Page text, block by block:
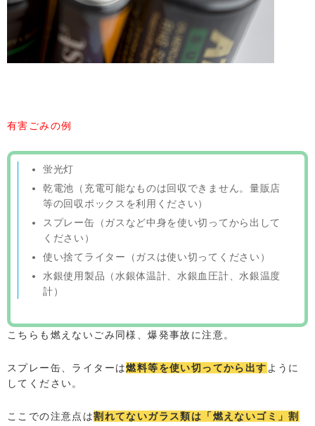
有害ごみの例
蛍光灯
乾電池（充電可能なものは回収できません。量販店
等の回収ボックスを利用ください）
スプレー缶（ガスなど中身を使い切ってから出して
ください）
使い捨てライター（ガスは使い切ってください）
水銀使用製品（水銀体温計、水銀血圧計、水銀温度
計）
こちらも燃えないごみ同様、爆発事故に注意。
スプレー缶、ライターは燃料等を使い切ってから出す ように
してください。
ここでの注意点は割れてないガラス類は「燃えないゴミ」割